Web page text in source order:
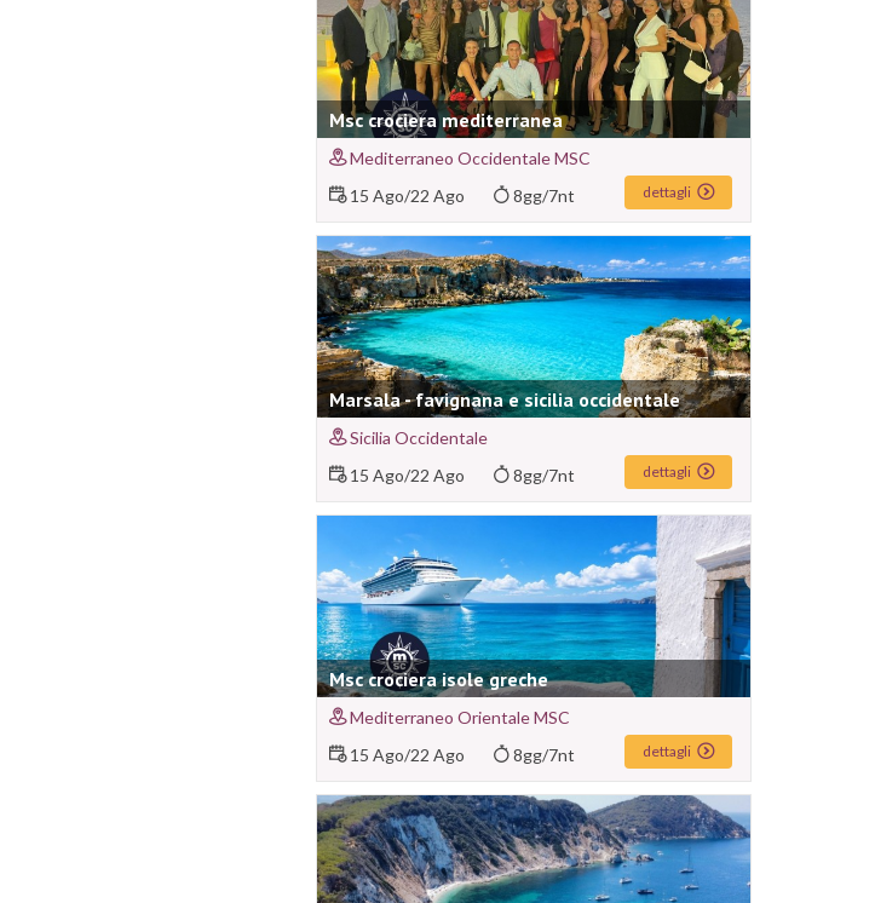
Msc crociera mediterranea
Mediterraneo Occidentale MSC
15 Ago/22 Ago 8gg/7nt dettagli
Marsala - favignana e sicilia occidentale
Sicilia Occidentale
15 Ago/22 Ago 8gg/7nt dettagli
Msc crociera isole greche
Mediterraneo Orientale MSC
15 Ago/22 Ago 8gg/7nt dettagli